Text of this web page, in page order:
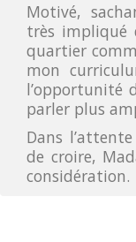
Motivé,
très impliqué
quartier
mon
l’opportunité
parler plus
Dans
de croire,
considération.